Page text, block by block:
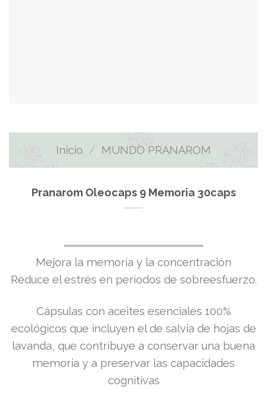
Inicio / MUNDO PRANAROM
Pranarom Oleocaps 9 Memoria 30caps
Mejora la memoria y la concentración
Reduce el estrés en periodos de sobreesfuerzo.
Cápsulas con aceites esenciales 100%
ecológicos que incluyen el de salvia de hojas de
lavanda, que contribuye a conservar una buena
memoria y a preservar las capacidades
cognitivas